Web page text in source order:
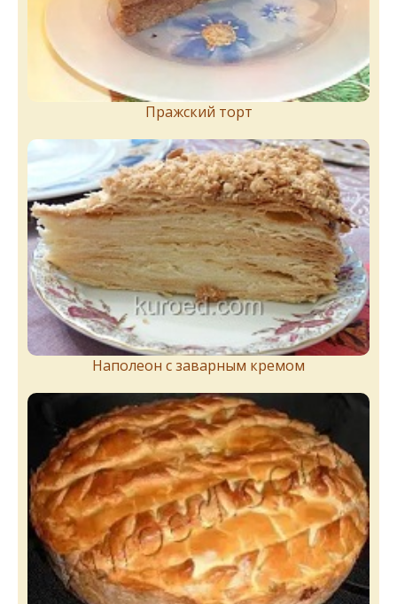
Пражский торт
Наполеон с заварным кремом